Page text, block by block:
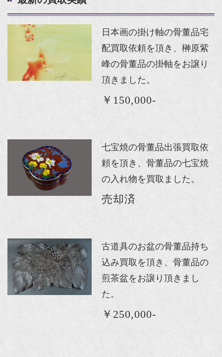
日本画の掛け軸の骨董品宅
配買取依頼を頂き、榊原紫
峰の骨董品の掛軸をお譲り
頂きました。
￥150,000-
七宝焼の骨董品出張買取依
頼を頂き、骨董品の七宝焼
の入れ物を買取ました。
売却済
古道具のお盆の骨董品持ち
込み買取を頂き、骨董品の
煎茶盆をお譲り頂きまし
た。
￥250,000-